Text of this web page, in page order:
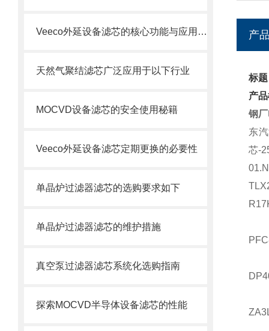
Veeco外延设备滤芯的核心功能与应用场景
天然气聚结滤芯广泛应用于以下行业
MOCVD设备滤芯的安全使用秘籍
Veeco外延设备滤芯定期更换的必要性
单晶炉过滤器滤芯的选购要求如下
单晶炉过滤器滤芯的维护措施
真空泵过滤器滤芯系统化选购指南
探索MOCVD半导体设备滤芯的性能
产
标
产
钢
东
芯-